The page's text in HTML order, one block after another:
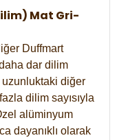
Mat Gri-
Duffmart
dar dilim
diğer
dilim sayısıyla
alüminyum
dayanıklı olarak